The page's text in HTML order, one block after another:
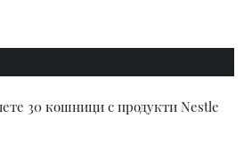
30 кошници с продукти Nestle